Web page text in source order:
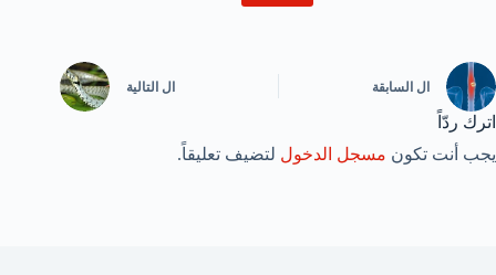
ال السابقة ال التالية
اترك ردّاً
يجب أنت تكون مسجل الدخول لتضيف تعليقاً.